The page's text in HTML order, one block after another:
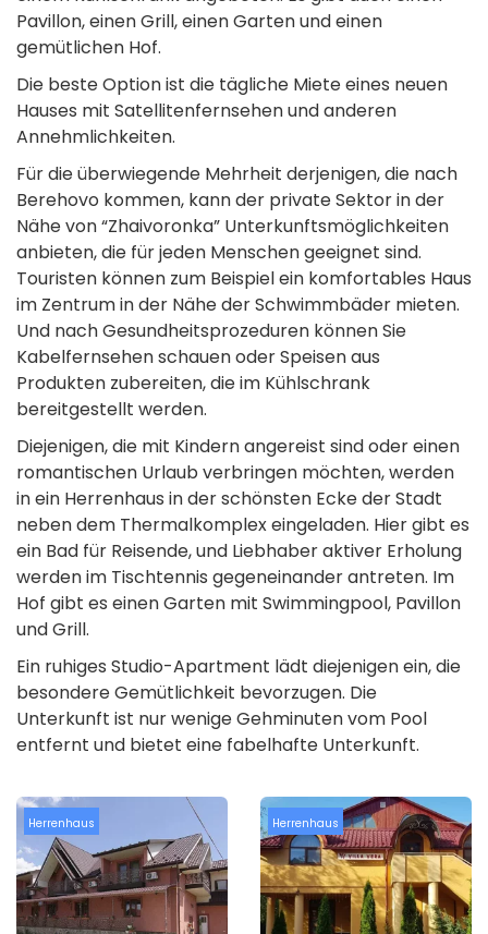
Pavillon, einen Grill, einen Garten und einen
gemütlichen Hof.
Die beste Option ist die tägliche Miete eines neuen
Hauses mit Satellitenfernsehen und anderen
Annehmlichkeiten.
Für die überwiegende Mehrheit derjenigen, die nach
Berehovo kommen, kann der private Sektor in der
Nähe von “Zhaivoronka” Unterkunftsmöglichkeiten
anbieten, die für jeden Menschen geeignet sind.
Touristen können zum Beispiel ein komfortables Haus
im Zentrum in der Nähe der Schwimmbäder mieten.
Und nach Gesundheitsprozeduren können Sie
Kabelfernsehen schauen oder Speisen aus
Produkten zubereiten, die im Kühlschrank
bereitgestellt werden.
Diejenigen, die mit Kindern angereist sind oder einen
romantischen Urlaub verbringen möchten, werden
in ein Herrenhaus in der schönsten Ecke der Stadt
neben dem Thermalkomplex eingeladen. Hier gibt es
ein Bad für Reisende, und Liebhaber aktiver Erholung
werden im Tischtennis gegeneinander antreten. Im
Hof ​​gibt es einen Garten mit Swimmingpool, Pavillon
und Grill.
Ein ruhiges Studio-Apartment lädt diejenigen ein, die
besondere Gemütlichkeit bevorzugen. Die
Unterkunft ist nur wenige Gehminuten vom Pool
entfernt und bietet eine fabelhafte Unterkunft.
Herrenhaus Herrenhaus